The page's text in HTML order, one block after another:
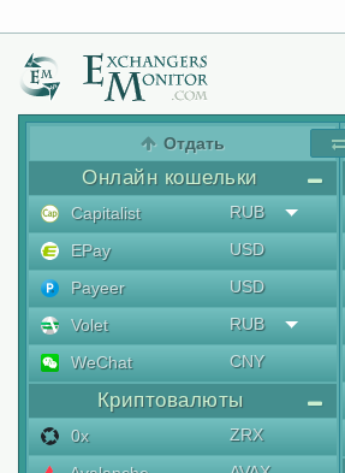
Отдать
Онлайн кошельки
Capitalist
RUB
EPay
USD
Payeer
USD
Volet
RUB
WeChat
CNY
Криптовалюты
0x
ZRX